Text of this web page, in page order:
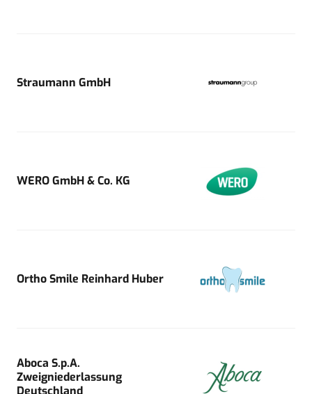
Straumann GmbH
WERO GmbH & Co. KG
Ortho Smile Reinhard Huber
Aboca S.p.A.
Zweigniederlassung